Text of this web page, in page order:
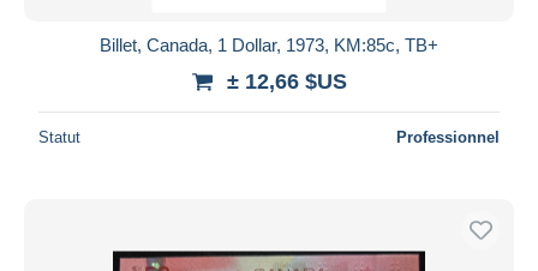
Billet, Canada, 1 Dollar, 1973, KM:85c, TB+
± 12,66 $US
Statut Professionnel